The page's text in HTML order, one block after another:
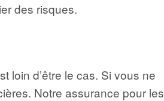
des risques.
loin d’être le cas. Si vous ne
Notre assurance pour les